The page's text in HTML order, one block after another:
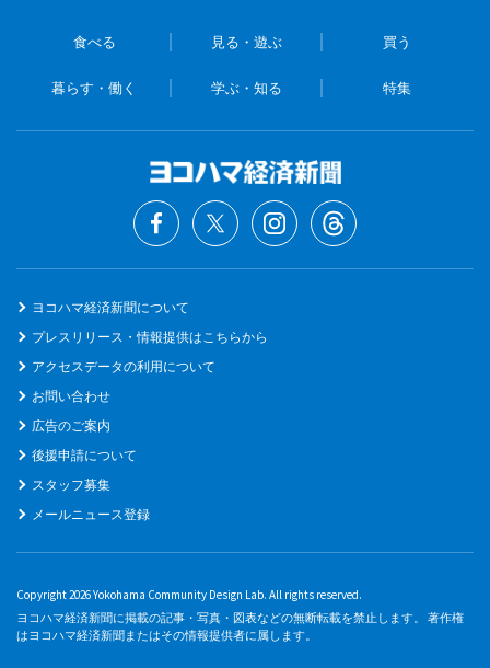
食べる 見る・遊ぶ 買う
暮らす・働く 学ぶ・知る 特集
ヨコハマ経済新聞について
プレスリリース・情報提供はこちらから
アクセスデータの利用について
お問い合わせ
広告のご案内
後援申請について
スタッフ募集
メールニュース登録
Copyright 2026 Yokohama Community Design Lab. All rights reserved.
ヨコハマ経済新聞に掲載の記事・写真・図表などの無断転載を禁止します。 著作権
はヨコハマ経済新聞またはその情報提供者に属します。